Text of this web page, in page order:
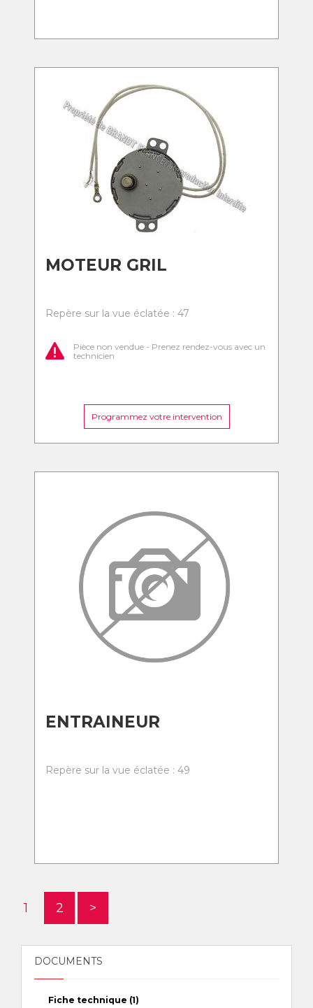
MOTEUR GRIL
Repère sur la vue éclatée : 47
Pièce non vendue - Prenez rendez-vous avec un
technicien
Programmez votre intervention
ENTRAINEUR
Repère sur la vue éclatée : 49
1 2 >
DOCUMENTS
Fiche technique (1)